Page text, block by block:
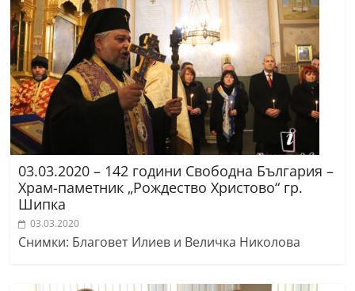
03.03.2020 – 142 години Свободна България –
Храм-паметник „Рождество Христово“ гр.
Шипка
03.03.2020
Снимки: Благовет Илиев и Величка Николова